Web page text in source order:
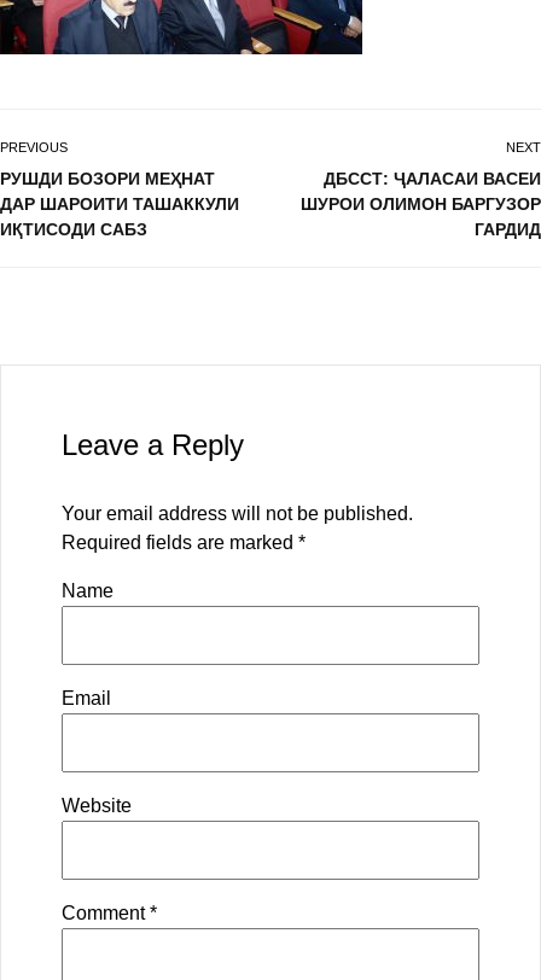
PREVIOUS
РУШДИ БОЗОРИ МЕҲНАТ
ДАР ШАРОИТИ ТАШАККУЛИ
ИҚТИСОДИ САБЗ
NEXT
ДБССТ: ҶАЛАСАИ ВАСЕИ
ШУРОИ ОЛИМОН БАРГУЗОР
ГАРДИД
Leave a Reply
Your email address will not be published.
Required fields are marked *
Name
Email
Website
Comment*